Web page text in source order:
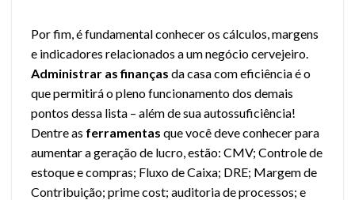
Por fim, é fundamental conhecer os cálculos, margens
e indicadores relacionados a um negócio cervejeiro.
Administrar as finanças da casa com eficiência é o
que permitirá o pleno funcionamento dos demais
pontos dessa lista – além de sua autossuficiência!
Dentre as ferramentas que você deve conhecer para
aumentar a geração de lucro, estão: CMV; Controle de
estoque e compras; Fluxo de Caixa; DRE; Margem de
Contribuição; prime cost; auditoria de processos; e